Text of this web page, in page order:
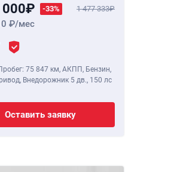
-33% 1 477 333
/мес
75 847 км, АКПП, Бензин,
Внедорожник 5 дв., 150 лс
Оставить заявку